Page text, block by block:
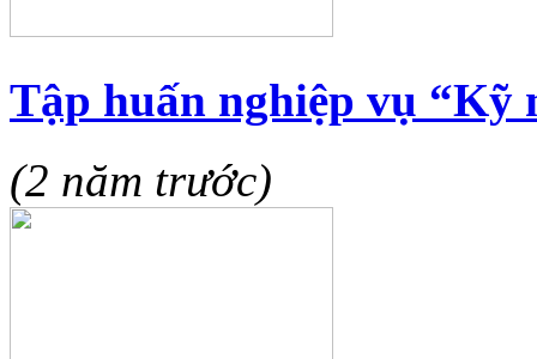
Tập huấn nghiệp vụ “Kỹ
(2 năm trước)